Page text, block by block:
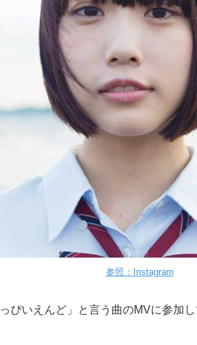
参照：Instagram
ぴいえんど」と言う曲のMVに参加